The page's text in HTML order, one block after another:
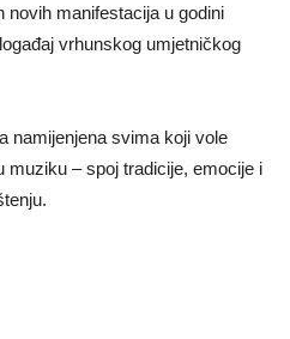
novih manifestacija u godini
vrhunskog umjetničkog
namijenjena svima koji vole
muziku – spoj tradicije, emocije i